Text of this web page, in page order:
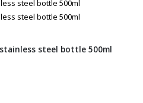
steel bottle 500ml